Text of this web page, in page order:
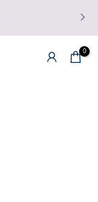
0